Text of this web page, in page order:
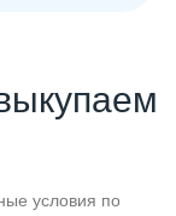
условия по